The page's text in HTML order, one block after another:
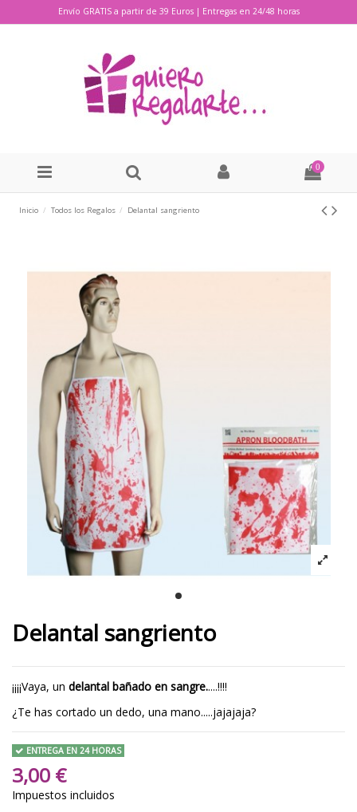
Envío GRATIS a partir de 39 Euros | Entregas en 24/48 horas
0
Inicio Todos los Regalos Delantal sangriento
Delantal sangriento
¡¡¡¡Vaya, un delantal bañado en sangre.....!!!!
¿Te has cortado un dedo, una mano.....jajajaja?
ENTREGA EN 24 HORAS
3,00 €
Impuestos incluidos